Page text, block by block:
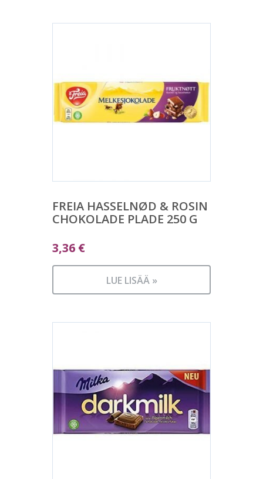
FREIA HASSELNØD & ROSIN
CHOKOLADE PLADE 250 G
3,36 €
LUE LISÄÄ »